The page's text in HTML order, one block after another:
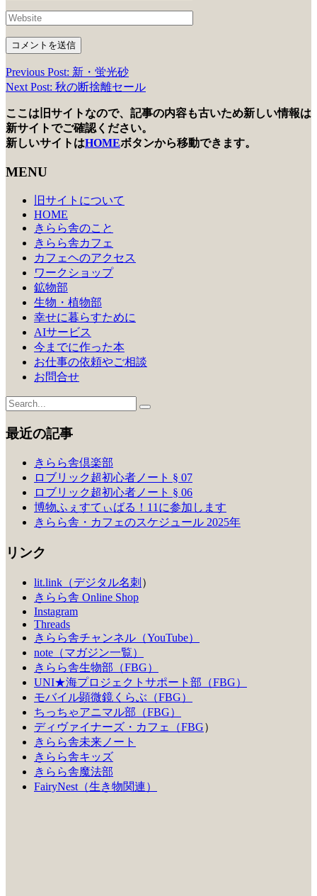
投
ナ
ビ
ゲ
Previous Post: 新・蛍光砂
Next Post: 秋の断捨離セール
ここは旧サイトなので、記事の内容も古いため新しい情報は
新サイトでご確認ください。
新しいサイトはHOMEボタンから移動できます。
MENU
旧サイトについて
HOME
きらら舎のこと
きらら舎カフェ
カフェヘのアクセス
ワークショップ
鉱物部
生物・植物部
幸せに暮らすために
AIサービス
今までに作った本
お仕事の依頼やご相談
お問合せ
最近の記事
きらら舎倶楽部
ロブリック超初心者ノート § 07
ロブリック超初心者ノート § 06
博物ふぇすてぃばる！11に参加します
きらら舎・カフェのスケジュール 2025年
リンク
lit.link（デジタル名刺 ）
きらら舎 Online Shop
Instagram
Threads
きらら舎チャンネル（YouTube）
note（マガジン一覧）
きらら舎生物部（FBG）
UNI★海プロジェクトサポート部（FBG）
モバイル顕微鏡くらぶ（FBG）
ちっちゃアニマル部（FBG）
ディヴァイナーズ・カフェ（FBG）
きらら舎未来ノート
きらら舎キッズ
きらら舎魔法部
FairyNest（生き物関連）